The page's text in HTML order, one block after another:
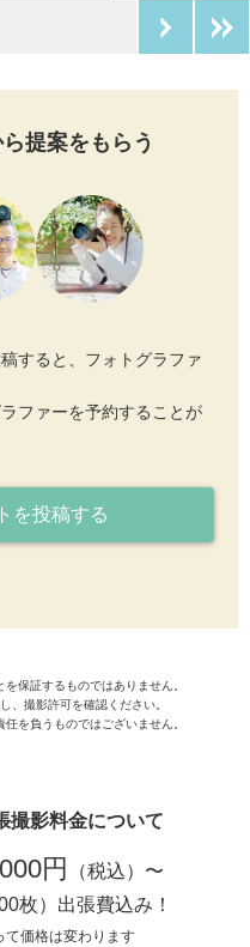
提案をもらう
すると、フォトグラファ
ファーを予約することが
を投稿する
保証するものではありません。
、撮影許可を確認ください。
を負うものではございません。
撮影料金について
円
（税込）〜
枚）出張費込み！
価格は変わります